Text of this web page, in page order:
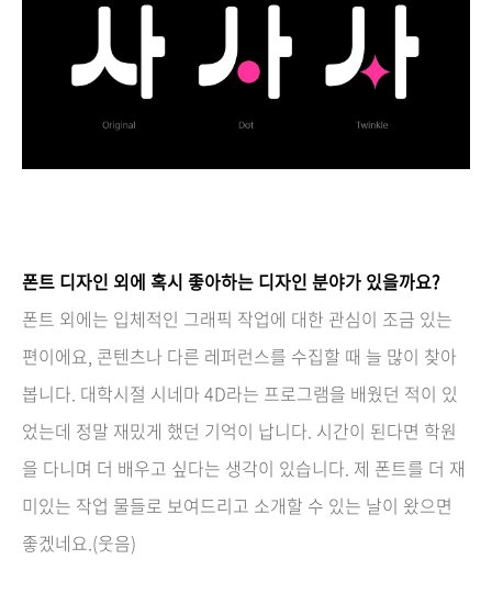
폰트 디자인 외에 혹시 좋아하는 디자인 분야가 있을까요?
폰트 외에는 입체적인 그래픽 작업에 대한 관심이 조금 있는
편이에요, 콘텐츠나 다른 레퍼런스를 수집할 때 늘 많이 찾아
봅니다. 대학시절 시네마 4D라는 프로그램을 배웠던 적이 있
었는데 정말 재밌게 했던 기억이 납니다. 시간이 된다면 학원
을 다니며 더 배우고 싶다는 생각이 있습니다. 제 폰트를 더 재
미있는 작업 물들로 보여드리고 소개할 수 있는 날이 왔으면
좋겠네요.(웃음)